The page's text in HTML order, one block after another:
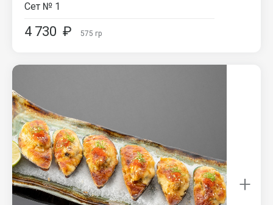
Сет № 1
4 730 ₽ 575 гр
+